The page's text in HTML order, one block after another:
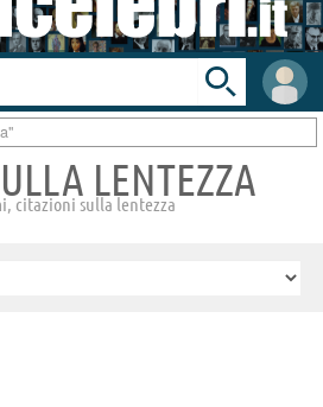
User
area
search
bar
LENTEZZA
citazioni sulla lentezza